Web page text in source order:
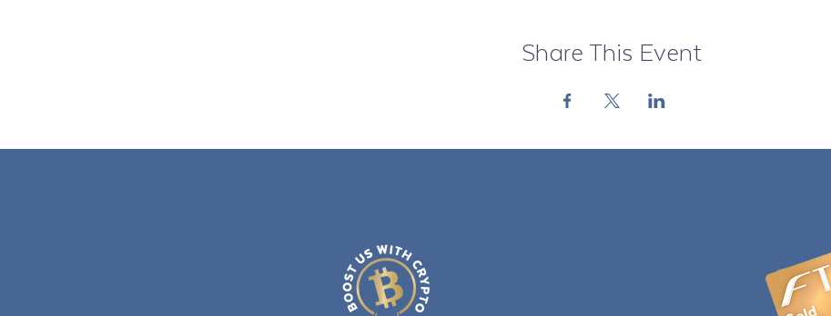
Share This Event